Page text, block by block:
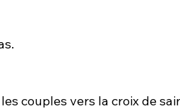
couples vers la croix de